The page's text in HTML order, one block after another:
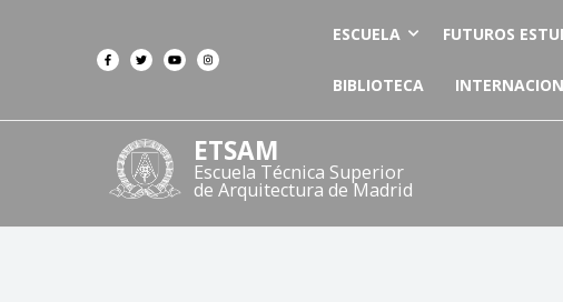
ESCUELA FUTUROS
BIBLIOTECA
ETSAM
Escuela Técnica Superior
de Arquitectura de Madrid